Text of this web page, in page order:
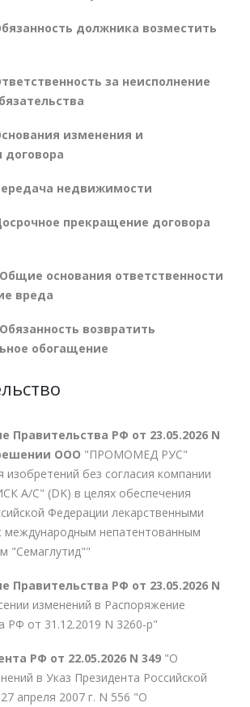
должника возместить
за неисполнение
изменения и
договора
недвижимости
прекращение договора
основания ответственности
вреда
возвратить
обогащение
Правительства РФ от 23.05.2026 N
ООО "ПРОМОМЕД РУС"
изобретений без согласия компании
А/С" (DK) в целях обеспечения
Федерации лекарственными
международным непатентованным
"Семаглутид""
Правительства РФ от 23.05.2026 N
изменений в Распоряжение
РФ от 31.12.2019 N 3260-р"
РФ от 22.05.2026 N 349 "О
в Указ Президента Российской
апреля 2007 г. N 556 "О